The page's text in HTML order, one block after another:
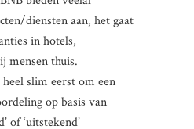
diensten aan, het gaat
in hotels,
mensen thuis.
slim eerst om een
op basis van
of ‘uitstekend’